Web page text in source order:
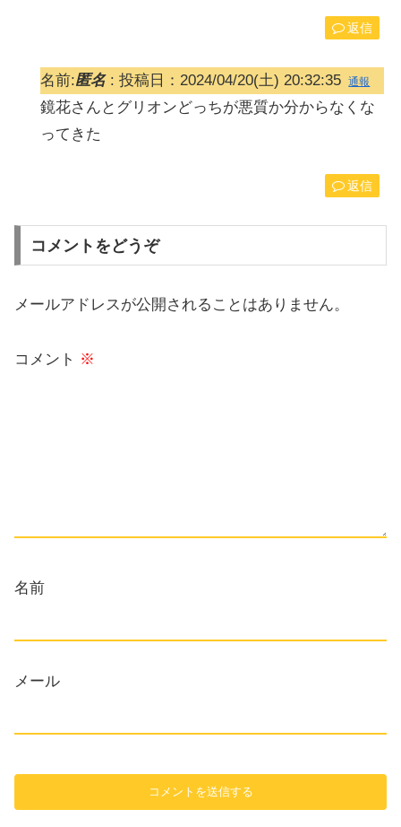
返信
名前:匿名: 投稿日：2024/04/20(土) 20:32:35 通報
鏡花さんとグリオンどっちが悪質か分からなくな
ってきた
返信
コメントをどうぞ
メールアドレスが公開されることはありません。
コメント ※
名前
メール